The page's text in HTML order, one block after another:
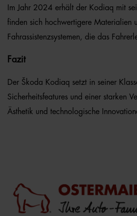
Im Jahr 2024 erhält der Kodiaq mit
finden sich hochwertigere Materialien
Fahrassistenzsystemen, die das
Fazit
Der Škoda Kodiaq setzt in seiner
Sicherheitsfeatures und einer starken
Ästhetik und technologische